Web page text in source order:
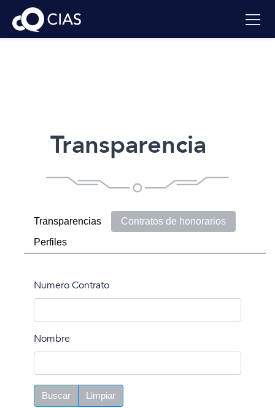
Transparencia
Transparencias
Contratos de honorarios
Perfiles
Numero Contrato
Nombre
Buscar Limpiar